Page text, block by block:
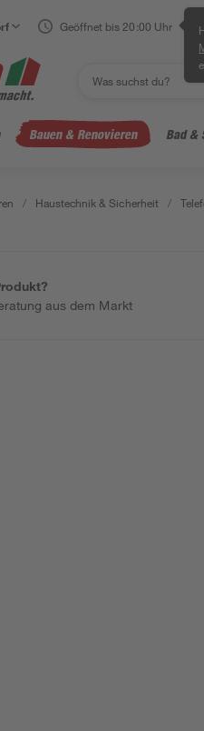
Geöffnet bis 20:00 Uhr
Bauen & Renovieren Bad &
/ Haustechnik & Sicherheit /
aus dem Markt